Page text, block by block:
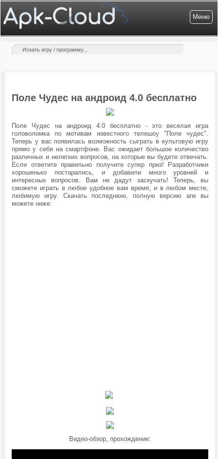
Меню
Поле Чудес на андроид 4.0 бесплатно
Поле Чудес на андроид 4.0 бесплатно - это веселая игра
головоломка по мотивам известного телешоу "Поле чудес".
Теперь у вас появилась возможность сыграть в культовую игру
прямо у себя на смартфоне. Вас ожидает большое количество
различных и нелегких вопросов, на которые вы будете отвечать.
Если ответите правильно получите супер приз! Разработчики
хорошенько постарались, и добавили много уровней и
интересных вопросов. Вам не дадут заскучать! Теперь, вы
сможете играть в любое удобное вам время, и в любом месте,
любимую игру. Скачать последнюю, полную версию апк вы
можете ниже.
Видео-обзор, прохождение: